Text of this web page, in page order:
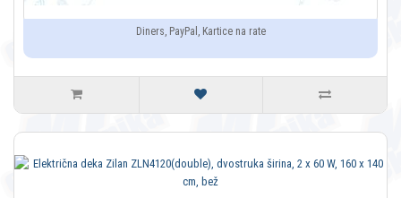
Diners, PayPal, Kartice na rate